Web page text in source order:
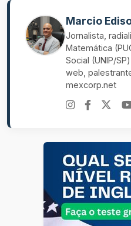
Marcio
Jornalista,
Matemática
Social (UNIP/
web,
mexcorp.net